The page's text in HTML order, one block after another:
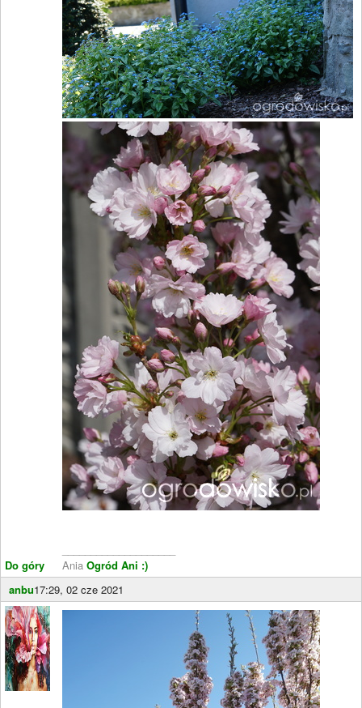
Do góry
Ania Ogród Ani :)
anbu17:29, 02 cze 2021